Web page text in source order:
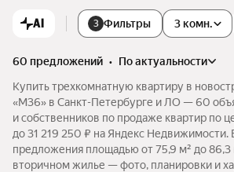
AI 3 Фильтры 3 комн.
60 предложений •
по актуальности
Купить трехкомнатную квартиру в
«М36» в Санкт-Петербурге и ЛО — 60
и собственников по продаже квартир по
до 31 219 250 ₽ на Яндекс Недвижимости.
предложения площадью от 75,9 м² до 86,3
вторичном жилье — фото, планировки и